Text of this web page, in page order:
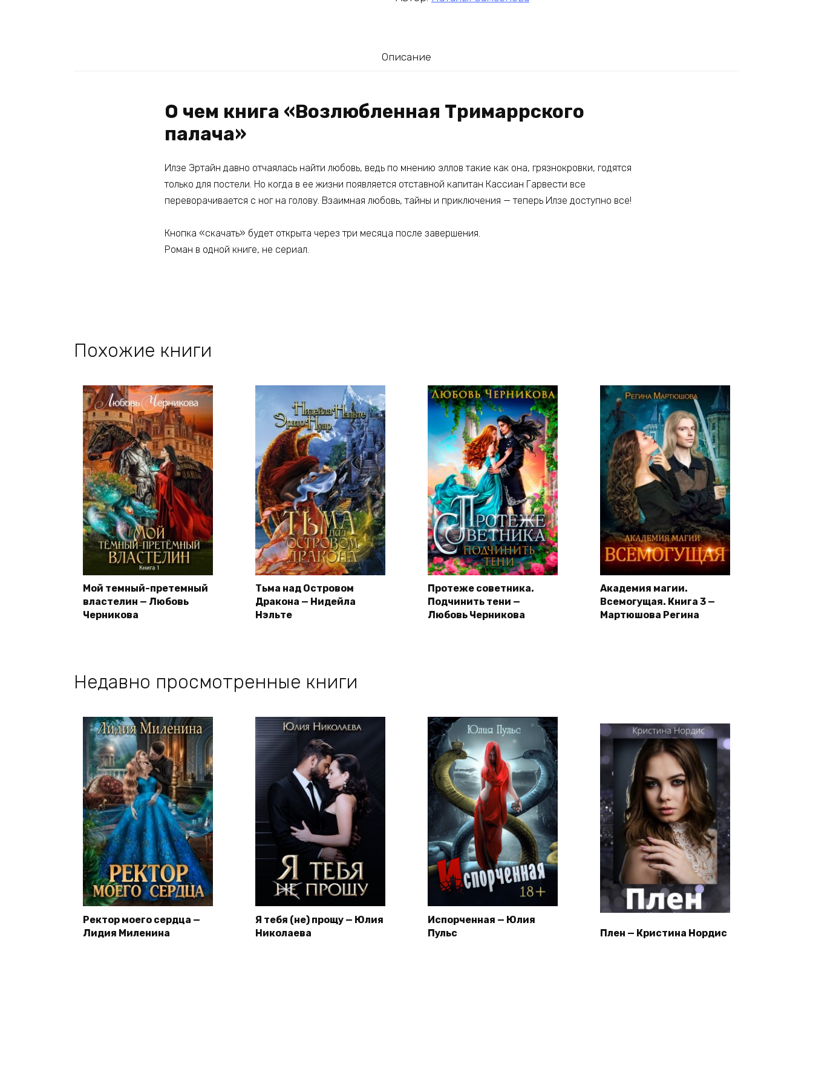
Описание
О чем книга «Возлюбленная Тримаррского
палача»
Илзе Эртайн давно отчаялась найти любовь, ведь по мнению эллов такие как она, грязнокровки, годятся
только для постели. Но когда в ее жизни появляется отставной капитан Кассиан Гарвести все
переворачивается с ног на голову. Взаимная любовь, тайны и приключения — теперь Илзе доступно все!
Кнопка «скачать» будет открыта через три месяца после завершения.
Роман в одной книге, не сериал.
Похожие книги
Мой темный-претемный
властелин — Любовь
Черникова
Тьма над Островом
Дракона — Нидейла
Нэльте
Протеже советника.
Подчинить тени —
Любовь Черникова
Академия магии.
Всемогущая. Книга 3 —
Мартюшова Регина
Недавно просмотренные книги
Ректор моего сердца —
Лидия Миленина
Я тебя (не) прощу — Юлия
Николаева
Испорченная — Юлия
Пульс
Плен — Кристина Нордис